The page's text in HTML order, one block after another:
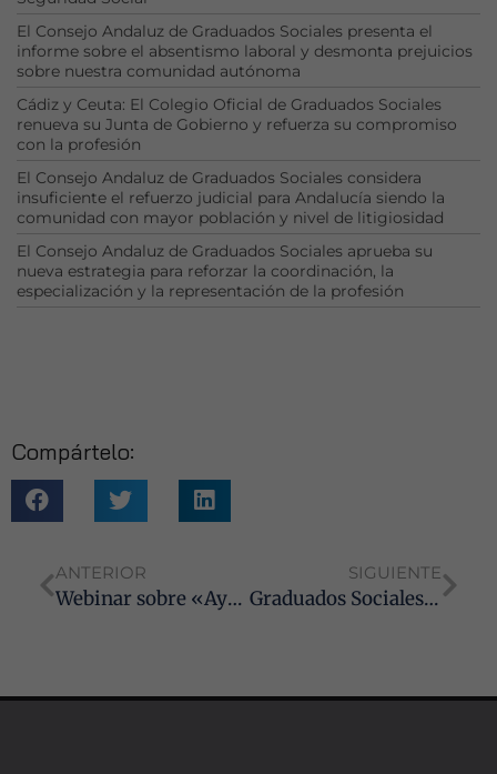
El Consejo Andaluz de Graduados Sociales presenta el
informe sobre el absentismo laboral y desmonta prejuicios
sobre nuestra comunidad autónoma
Cádiz y Ceuta: El Colegio Oficial de Graduados Sociales
renueva su Junta de Gobierno y refuerza su compromiso
con la profesión
El Consejo Andaluz de Graduados Sociales considera
insuficiente el refuerzo judicial para Andalucía siendo la
comunidad con mayor población y nivel de litigiosidad
El Consejo Andaluz de Graduados Sociales aprueba su
nueva estrategia para reforzar la coordinación, la
especialización y la representación de la profesión
Compártelo:
ANTERIOR
Webinar sobre «Ayudas a PYMES y Autónomos de la Junta de Andalucía para compensar los sobrecostes energéticos durante 2022»
SIGUIENTE
Graduados Sociales de Andalucía y ASESCON se unen para solicitar mejoras en la Justicia
Estadísticas
Para que
podamos
y estructura
de la web, en
base a cómo
se usa la web.
desaparecerán
de la web.
Al compartir tus